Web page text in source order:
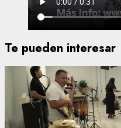
Te pueden interesar